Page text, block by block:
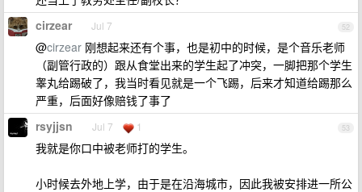
52
cirzear Jul 7
@cirzear 刚想起来还有个事，也是初中的时候，是个音乐老师
（副管行政的）跟从食堂出来的学生起了冲突，一脚把那个学生
睾丸给踢破了，我当时看见就是一个飞踢，后来才知道给踢那么
严重，后面好像赔钱了事了
53
rsyjjsn Jul 7 1
我就是你口中被老师打的学生。
小时候去外地上学，由于是在沿海城市，因此我被安排进一所公